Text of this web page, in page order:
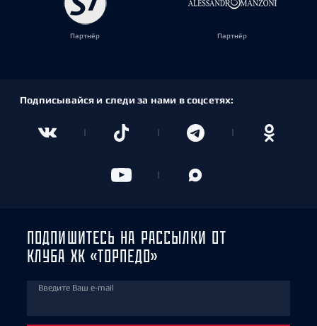
Партнёр Партнёр
Подписывайся и следи за нами в соцсетях:
ПОДПИШИТЕСЬ НА РАССЫЛКИ ОТ
КЛУБА ХК «ТОРПЕДО»
Введите Ваш e-mail